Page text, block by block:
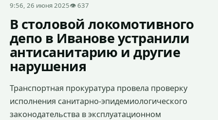
9:56, 26 июня 2025👁 637
В столовой локомотивного
депо в Иванове устранили
антисанитарию и другие
нарушения
Транспортная прокуратура провела проверку
исполнения санитарно-эпидемиологического
законодательства в эксплуатационном